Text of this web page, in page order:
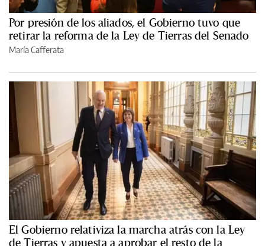
Por presión de los aliados, el Gobierno tuvo que
retirar la reforma de la Ley de Tierras del Senado
María Cafferata
El Gobierno relativiza la marcha atrás con la Ley
de Tierras y apuesta a aprobar el resto de la